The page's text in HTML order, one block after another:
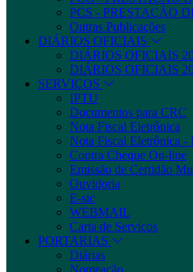
PCS - PRESTAÇÃO
Outras Publicações
DIÁRIOS OFICIAIS
DIÁRIOS OFICIAIS
DIÁRIOS OFICIAIS
SERVIÇOS
IPTU
Documentos para CRC
Nota Fiscal Eletrônica
Nota Fiscal Eletrônica -
Contra Cheque On-line
Emissão de Certidão
Ouvidoria
E-sic
WEBMAIL
Carta de Serviços
PORTARIAS
Diárias
Nomeação